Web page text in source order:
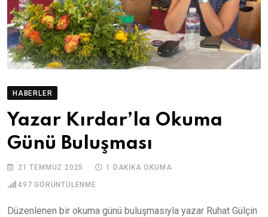
HABERLER
Yazar Kırdar’la Okuma
Günü Buluşması
21 TEMMUZ 2025 1 DAKIKA OKUMA
497 GÖRÜNTÜLENME
Düzenlenen bir okuma günü buluşmasıyla yazar Ruhat Gülçin